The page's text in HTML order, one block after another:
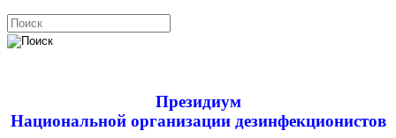
Президиум
Национальной организации дезинфекционистов